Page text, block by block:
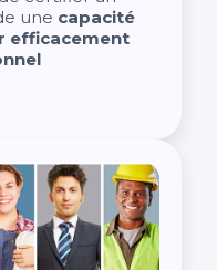
une capacité
efficacement